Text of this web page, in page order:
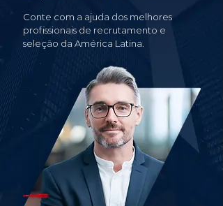
Conte com a ajuda dos melhores
profissionais de recrutamento e
seleção da América Latina.